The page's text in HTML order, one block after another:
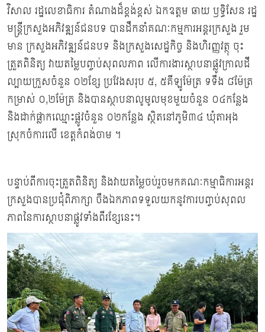
វិសាល រដ្ឋលេខាធិការ តំណាងដ៏ខ្ពង់ខ្ពស់ ឯកឧត្តម ឆាយ ឫទ្ធិសែន រដ្ឋ
មន្ត្រីក្រសួងអភិវឌ្ឍន៍ជនបទ បានដឹកនាំគណៈកម្មការអន្តរក្រសួង រួម
មាន ក្រសួងអភិវឌ្ឍន៍ជនបទ និងក្រសួងសេដ្ឋកិច្ច និងហិរញ្ញវត្ថុ ចុះ
ត្រួតពិនិត្យ វាយតម្លៃបញ្ចប់សុពលភាព លើការងារស្ថាបនាផ្លូវក្រាលដី
ល្បាយក្រួសចំនួន ០២ខ្សែ ប្រវែងសរុប ៥, ៥គីឡូម៉ែត្រ ទទឹង ៨ម៉ែត្រ
កម្រាស់ ០,២ម៉ែត្រ និងបានស្ថាបនាលូមូលមុខមួយចំនួន ០៤កន្លែង
និងដាក់ផ្លាកឈ្មោះផ្លូវចំនួន ០២កន្លែង ស្ថិតនៅភូមិ៣៤ ឃុំតាអុង
ស្រុកចំការលើ ខេត្តកំពង់ចាម ។
បន្ទាប់ពីការចុះត្រួតពិនិត្យ និងវាយតម្លៃចប់រួចមកគណៈកម្មាធិការអន្តរ
ក្រសួងបានប្រជុំពិភាក្សា ចឹងឯកភាពទទួលយកនូវការបញ្ចប់សុពល
ភាពនៃការស្ថាបនាផ្លូវទាំងពីរខ្សែនេះ។